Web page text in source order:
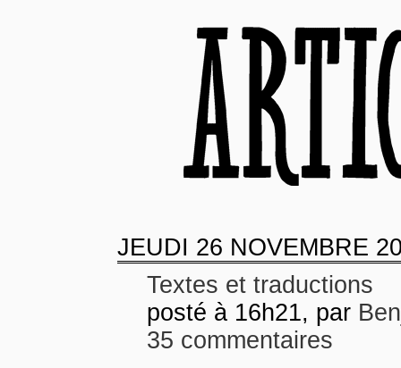
JEUDI 26 NOVEMBRE
Textes et traductions
posté à 16h21, par
35 commentaires